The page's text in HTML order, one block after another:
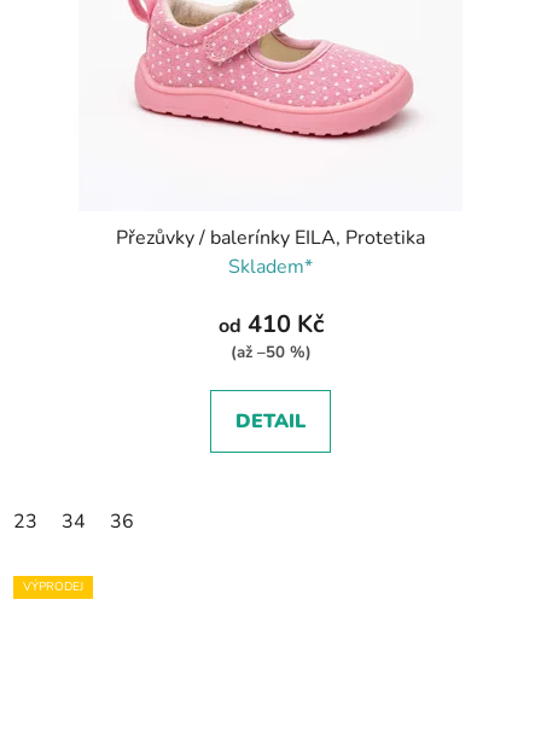
Přezůvky / balerínky EILA, Protetika
Skladem*
od 410 Kč
(až –50 %)
DETAIL
23 34 36
VÝPRODEJ